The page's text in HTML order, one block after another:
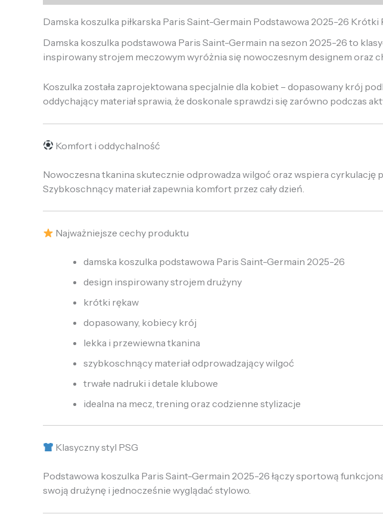
Damska koszulka piłkarska Paris Saint-Germain Podstawowa 2025-26 Krótki
Damska koszulka podstawowa Paris Saint-Germain na sezon 2025-26 to
inspirowany strojem meczowym wyróżnia się nowoczesnym designem oraz
Koszulka została zaprojektowana specjalnie dla kobiet – dopasowany krój
oddychający materiał sprawia, że doskonale sprawdzi się zarówno podczas
Komfort i oddychalność
Nowoczesna tkanina skutecznie odprowadza wilgoć oraz wspiera cyrkulację
Szybkoschnący materiał zapewnia komfort przez cały dzień.
Najważniejsze cechy produktu
damska koszulka podstawowa Paris Saint-Germain 2025-26
design inspirowany strojem drużyny
krótki rękaw
dopasowany, kobiecy krój
lekka i przewiewna tkanina
szybkoschnący materiał odprowadzający wilgoć
trwałe nadruki i detale klubowe
idealna na mecz, trening oraz codzienne stylizacje
Klasyczny styl PSG
Podstawowa koszulka Paris Saint-Germain 2025-26 łączy sportową
swoją drużynę i jednocześnie wyglądać stylowo.